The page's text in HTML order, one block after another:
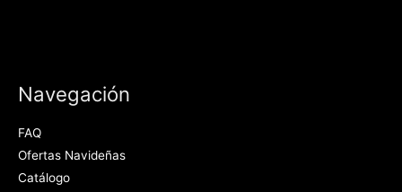
Navegación
FAQ
Ofertas Navideñas
Catálogo